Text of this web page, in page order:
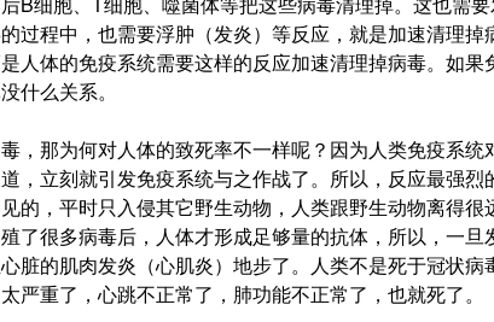
过程中，也需要浮肿（发炎）等反应，就是加速清理掉
人体的免疫系统需要这样的反应加速清理掉病毒。如果
什么关系。
，那为何对人体的致死率不一样呢？因为人类免疫系统
，立刻就引发免疫系统与之作战了。所以，反应最强烈
的，平时只入侵其它野生动物，人类跟野生动物离得很
了很多病毒后，人体才形成足够量的抗体，所以，一旦
脏的肌肉发炎（心肌炎）地步了。人类不是死于冠状病
严重了，心跳不正常了，肺功能不正常了，也就死了。